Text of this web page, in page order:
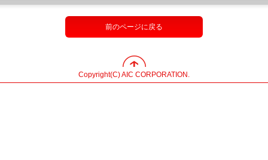
前のページに戻る
Copyright(C) AIC CORPORATION.